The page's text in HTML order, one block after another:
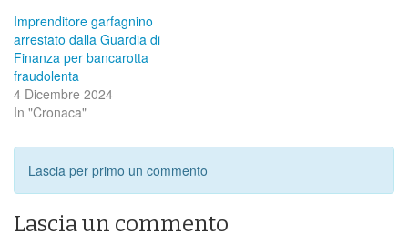
Imprenditore garfagnino
arrestato dalla Guardia di
Finanza per bancarotta
fraudolenta
4 Dicembre 2024
In "Cronaca"
Lascia per primo un commento
Lascia un commento